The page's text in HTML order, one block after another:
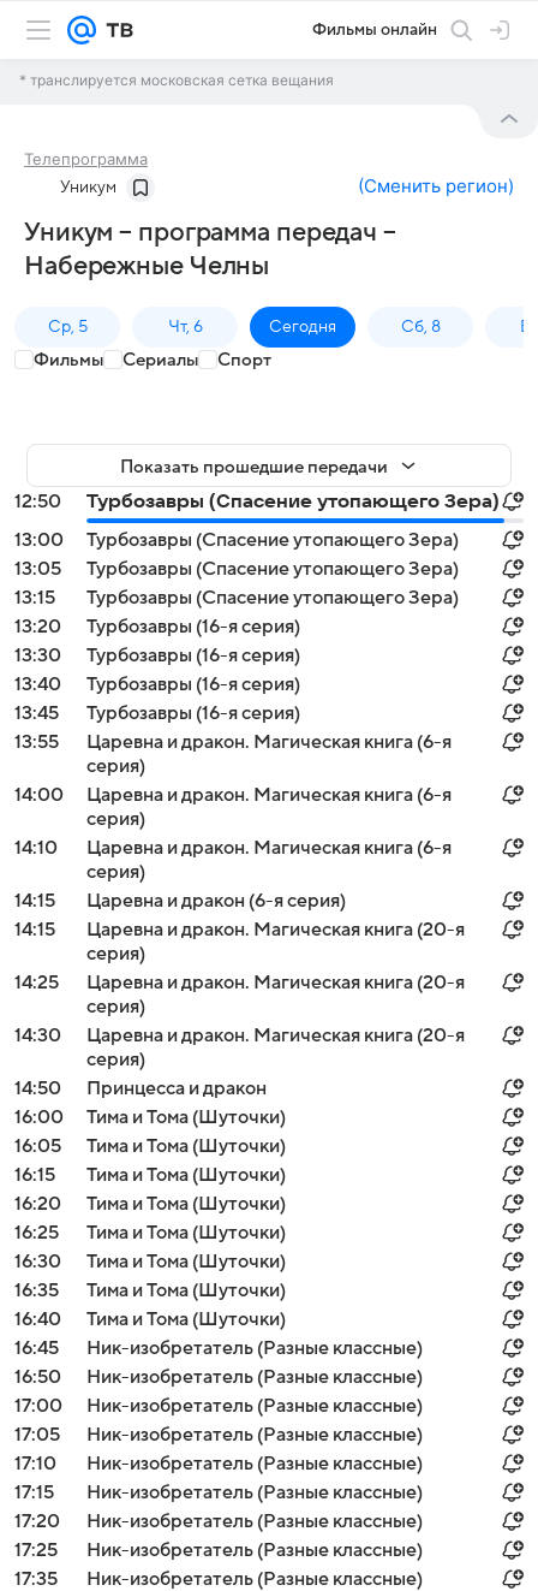
Фильмы онлайн
* транслируется московская сетка вещания
Телепрограмма
Уникум (Сменить регион)
Уникум – программа передач –
Набережные Челны
Ср, 5 Чт, 6 Сегодня Сб, 8
Фильмы Сериалы Спорт
Показать прошедшие передачи
12:50
Турбозавры (Спасение утопающего Зера)
13:00
Турбозавры (Спасение утопающего Зера)
13:05
Турбозавры (Спасение утопающего Зера)
13:15
Турбозавры (Спасение утопающего Зера)
13:20
Турбозавры (16-я серия)
13:30
Турбозавры (16-я серия)
13:40
Турбозавры (16-я серия)
13:45
Турбозавры (16-я серия)
13:55
Царевна и дракон. Магическая книга (6-я
серия)
14:00
Царевна и дракон. Магическая книга (6-я
серия)
14:10
Царевна и дракон. Магическая книга (6-я
серия)
14:15
Царевна и дракон (6-я серия)
14:15
Царевна и дракон. Магическая книга (20-я
серия)
14:25
Царевна и дракон. Магическая книга (20-я
серия)
14:30
Царевна и дракон. Магическая книга (20-я
серия)
14:50
Принцесса и дракон
16:00
Тима и Тома (Шуточки)
16:05
Тима и Тома (Шуточки)
16:15
Тима и Тома (Шуточки)
16:20
Тима и Тома (Шуточки)
16:25
Тима и Тома (Шуточки)
16:30
Тима и Тома (Шуточки)
16:35
Тима и Тома (Шуточки)
16:40
Тима и Тома (Шуточки)
16:45
Ник-изобретатель (Разные классные)
16:50
Ник-изобретатель (Разные классные)
17:00
Ник-изобретатель (Разные классные)
17:05
Ник-изобретатель (Разные классные)
17:10
Ник-изобретатель (Разные классные)
17:15
Ник-изобретатель (Разные классные)
17:20
Ник-изобретатель (Разные классные)
17:25
Ник-изобретатель (Разные классные)
17:35
Ник-изобретатель (Разные классные)